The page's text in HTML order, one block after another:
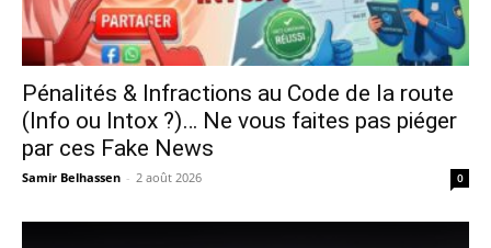
Pénalités & Infractions au Code de la route
(Info ou Intox ?)… Ne vous faites pas piéger
par ces Fake News
Samir Belhassen - 2 août 2026 0